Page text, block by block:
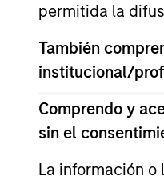
permitida la
También
institucional/
Comprendo y
sin el
La información
resulted
above
such
or your